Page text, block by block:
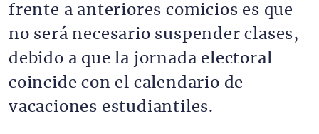
frente a anteriores comicios es que
no será necesario suspender clases,
debido a que la jornada electoral
coincide con el calendario de
vacaciones estudiantiles.